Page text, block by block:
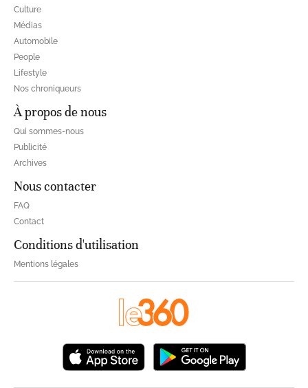
Culture
Médias
Automobile
People
Lifestyle
Nos chroniqueurs
À propos de nous
Qui sommes-nous
Publicité
Archives
Nous contacter
FAQ
Contact
Conditions d'utilisation
Mentions légales